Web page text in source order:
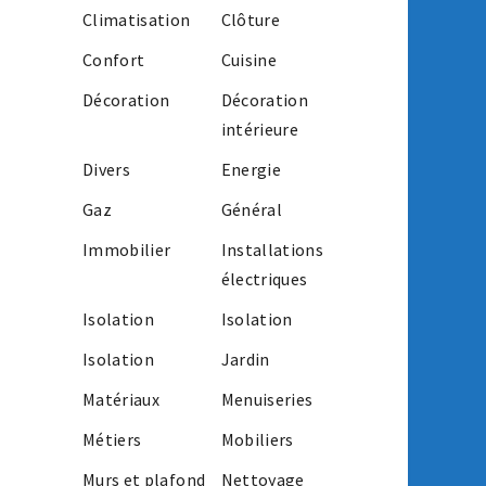
Climatisation
Clôture
Confort
Cuisine
Décoration
Décoration
intérieure
Divers
Energie
Gaz
Général
Immobilier
Installations
électriques
Isolation
Isolation
Isolation
Jardin
Matériaux
Menuiseries
Métiers
Mobiliers
Murs et plafond
Nettoyage